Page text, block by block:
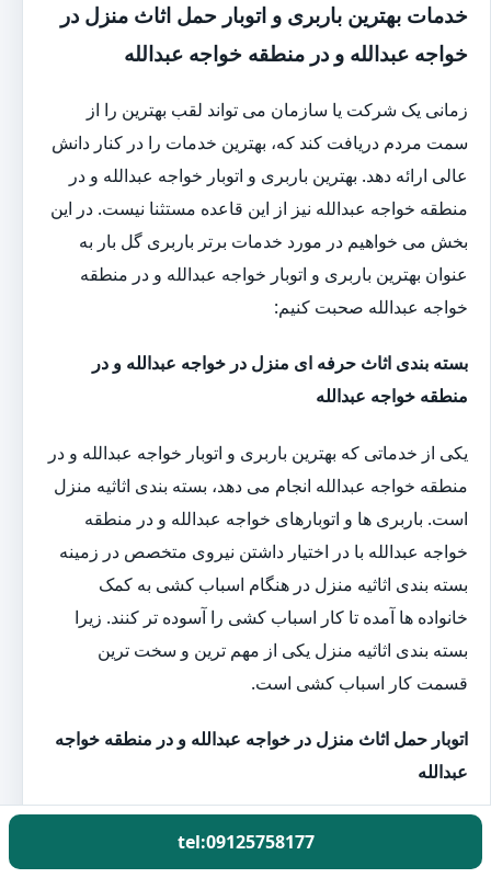
خدمات بهترین باربری و اتوبار حمل اثاث منزل در
خواجه عبدالله و در منطقه خواجه عبدالله
زمانی یک شرکت یا سازمان می تواند لقب بهترین را از
سمت مردم دریافت کند که، بهترین خدمات را در کنار دانش
عالی ارائه دهد. بهترین باربری و اتوبار خواجه عبدالله و در
منطقه خواجه عبدالله نیز از این قاعده مستثنا نیست. در این
بخش می خواهیم در مورد خدمات برتر باربری گل بار به
عنوان بهترین باربری و اتوبار خواجه عبدالله و در منطقه
خواجه عبدالله صحبت کنیم:
بسته بندی اثاث حرفه ای منزل در خواجه عبدالله و در
منطقه خواجه عبدالله
یکی از خدماتی که بهترین باربری و اتوبار خواجه عبدالله و در
منطقه خواجه عبدالله انجام می دهد، بسته بندی اثاثیه منزل
است. باربری ها و اتوبارهای خواجه عبدالله و در منطقه
خواجه عبدالله با در اختیار داشتن نیروی متخصص در زمینه
بسته بندی اثاثیه منزل در هنگام اسباب کشی به کمک
خانواده ها آمده تا کار اسباب کشی را آسوده تر کنند. زیرا
بسته بندی اثاثیه منزل یکی از مهم ترین و سخت ترین
قسمت کار اسباب کشی است.
اتوبار حمل اثاث منزل در خواجه عبدالله و در منطقه خواجه
عبدالله
tel:09125758177